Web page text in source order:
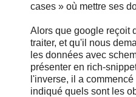
cases » où mettre ses
Alors que google reçoit
traiter, et qu'il nous
les données avec
présenter en rich-
l'inverse, il a
indiqué quels sont les